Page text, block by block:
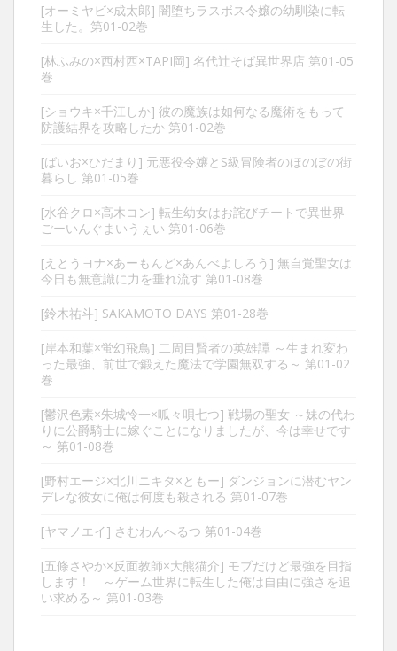
[オーミヤビ×成太郎] 闇堕ちラスボス令嬢の幼馴染に転
生した。第01-02巻
[林ふみの×西村西×TAPI岡] 名代辻そば異世界店 第01-05
巻
[ショウキ×千江しか] 彼の魔族は如何なる魔術をもって
防護結界を攻略したか 第01-02巻
[ばいお×ひだまり] 元悪役令嬢とS級冒険者のほのぼの街
暮らし 第01-05巻
[水谷クロ×高木コン] 転生幼女はお詫びチートで異世界
ごーいんぐまいうぇい 第01-06巻
[えとうヨナ×あーもんど×あんべよしろう] 無自覚聖女は
今日も無意識に力を垂れ流す 第01-08巻
[鈴木祐斗] SAKAMOTO DAYS 第01-28巻
[岸本和葉×蛍幻飛鳥] 二周目賢者の英雄譚 ～生まれ変わ
った最強、前世で鍛えた魔法で学園無双する～ 第01-02
巻
[鬱沢色素×朱城怜一×呱々唄七つ] 戦場の聖女 ～妹の代わ
りに公爵騎士に嫁ぐことになりましたが、今は幸せです
～ 第01-08巻
[野村エージ×北川ニキタ×ともー] ダンジョンに潜むヤン
デレな彼女に俺は何度も殺される 第01-07巻
[ヤマノエイ] さむわんへるつ 第01-04巻
[五條さやか×反面教師×大熊猫介] モブだけど最強を目指
します！ ～ゲーム世界に転生した俺は自由に強さを追
い求める～ 第01-03巻